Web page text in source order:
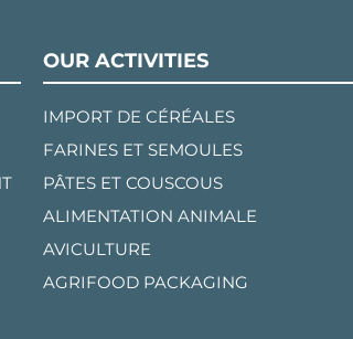
OUR ACTIVITIES
IMPORT DE CÉRÉALES
FARINES ET SEMOULES
PÂTES ET COUSCOUS
ALIMENTATION ANIMALE
AVICULTURE
AGRIFOOD PACKAGING